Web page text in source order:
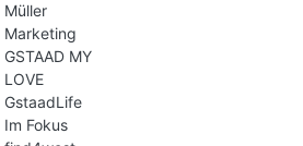
Müller
Marketing
GSTAAD MY
LOVE
GstaadLife
Im Fokus